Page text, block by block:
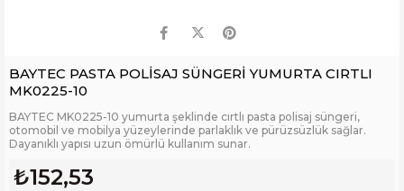
BAYTEC PASTA POLİSAJ SÜNGERİ YUMURTA CIRTLI
MK0225-10
BAYTEC MK0225-10 yumurta şeklinde cırtlı pasta polisaj süngeri,
otomobil ve mobilya yüzeylerinde parlaklık ve pürüzsüzlük sağlar.
Dayanıklı yapısı uzun ömürlü kullanım sunar.
₺152,53